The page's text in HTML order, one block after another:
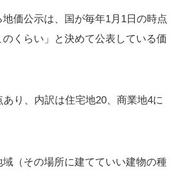
価公示は、国が毎年1月1日の時点
くらい」と決めて公表している価
り、内訳は住宅地20、商業地4に
（その場所に建てていい建物の種